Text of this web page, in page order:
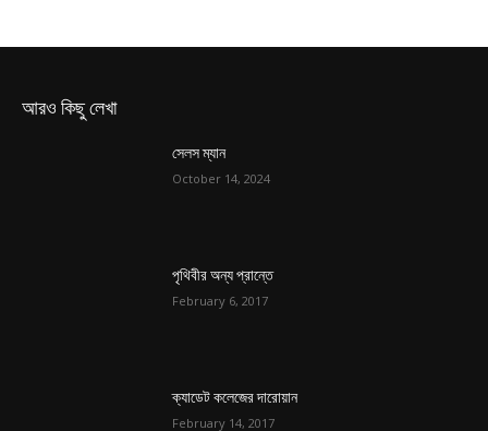
আরও কিছু লেখা
সেলস ম্যান
October 14, 2024
পৃথিবীর অন্য প্রান্তে
February 6, 2017
ক্যাডেট কলেজের দারোয়ান
February 14, 2017